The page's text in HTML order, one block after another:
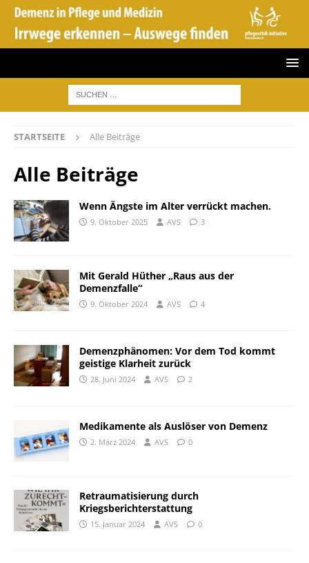
STARTSEITE Alle Beiträge
Alle Beiträge
Wenn Ängste im Alter verrückt machen.
9. Oktober 2025 AVS 3
Mit Gerald Hüther „Raus aus der
Demenzfalle“
9. Oktober 2024 AVS 4
Demenzphänomen: Vor dem Tod kommt
geistige Klarheit zurück
28. Juni 2024 AVS 2
Medikamente als Auslöser von Demenz
2. März 2024 AVS 0
Retraumatisierung durch
Kriegsberichterstattung
15. Januar 2024 AVS 0